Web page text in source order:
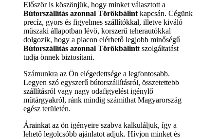
Először is köszönjük, hogy minket választott a
Bútorszállítás azonnal Törökbálintkapcsán. Cégünk
precíz, gyors és figyelmes szállítókkal, illetve kiváló
műszaki állapotban lévő, korszerű teherautókkal
dolgozik, hogy a piacon elérhető legjobb minőségű
Bútorszállítás azonnal Törökbálintt szolgáltatást
tudja önnek biztosítani.
Számunkra az Ön elégedettsége a legfontosabb.
Legyen szó egyszerű bútorszállításról, összetettebb
szállításról vagy nagy odafigyelést igénylő
műtárgyakról, ránk mindig számíthat Magyarország
egész területén.
Árainkat az ön igényeire szabva kalkuláljuk, így a
lehető legolcsóbb ajánlatot adjuk. Hívjon minket és